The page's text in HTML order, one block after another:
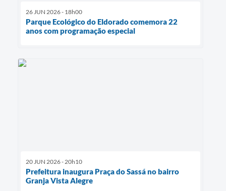
26 JUN 2026 - 18h00
Parque Ecológico do Eldorado comemora 22
anos com programação especial
20 JUN 2026 - 20h10
Prefeitura inaugura Praça do Sassá no bairro
Granja Vista Alegre